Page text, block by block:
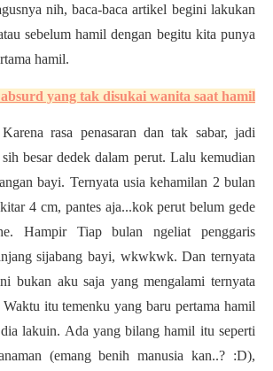
nih, baca-baca artikel begini lakukan
sebelum hamil dengan begitu kita punya
hamil.
yang tak disukai wanita saat hamil
Karena rasa penasaran dan tak sabar, jadi
besar dedek dalam perut. Lalu kemudian
bayi. Ternyata usia kehamilan 2 bulan
4 cm, pantes aja...kok perut belum gede
Hampir Tiap bulan ngeliat penggaris
sijabang bayi, wkwkwk. Dan ternyata
bukan aku saja yang mengalami ternyata
itu temenku yang baru pertama hamil
lakuin. Ada yang bilang hamil itu seperti
(emang benih manusia kan..? :D),